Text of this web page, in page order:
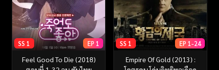
SS 1 EP 1
Feel Good To Die (2018)
SS 1 EP 1-24
Empire Of Gold (2013) :